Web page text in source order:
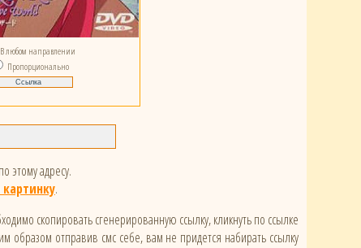
В любом направлении
Пропорционально
этому адресу.
.
скопировать сгенерированную ссылку, кликнуть по ссылке
образом отправив смс себе, вам не придется набирать ссылку